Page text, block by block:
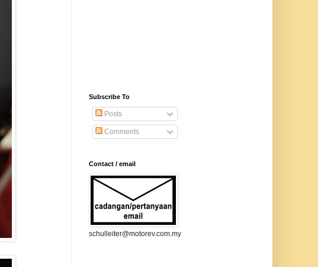
Subscribe To
Posts
Comments
Contact / email
schulleiter@motorev.com.my